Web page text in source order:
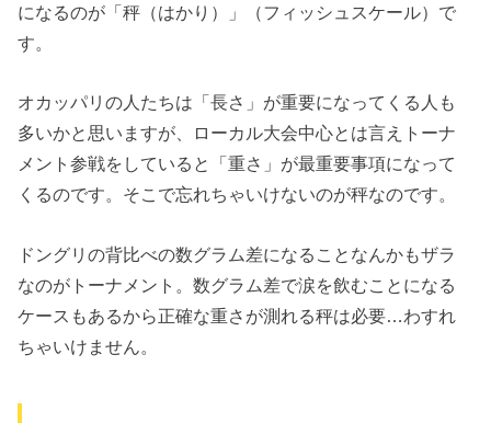
になるのが「秤（はかり）」（フィッシュスケール）で
す。
オカッパリの人たちは「長さ」が重要になってくる人も
多いかと思いますが、ローカル大会中心とは言えトーナ
メント参戦をしていると「重さ」が最重要事項になって
くるのです。そこで忘れちゃいけないのが秤なのです。
ドングリの背比べの数グラム差になることなんかもザラ
なのがトーナメント。数グラム差で涙を飲むことになる
ケースもあるから正確な重さが測れる秤は必要…わすれ
ちゃいけません。